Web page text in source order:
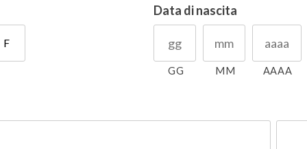
F
Data di nascita
GG MM AAAA